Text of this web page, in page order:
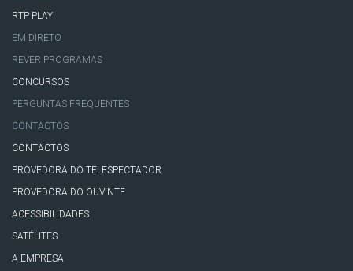
RTP PLAY
EM DIRETO
REVER PROGRAMAS
CONCURSOS
PERGUNTAS FREQUENTES
CONTACTOS
CONTACTOS
PROVEDORA DO TELESPECTADOR
PROVEDORA DO OUVINTE
ACESSIBILIDADES
SATÉLITES
A EMPRESA